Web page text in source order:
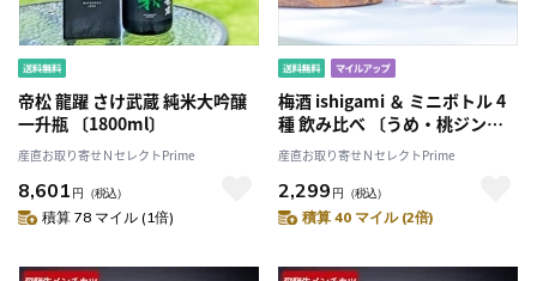
帝松 龍躍 さけ武蔵 純米大吟醸
一升瓶 〔1800ml〕
産直お取り寄せＮセレクトPrime
8,601 円 （税込）
積算 78 マイル (1倍)
梅酒 ishigami ＆ ミニボトル 4
種 飲み比べ 〔うめ・桃ジンジ
ャー・和歌山サングリア・ゆず
各90ml〕
産直お取り寄せＮセレクトPrime
2,299 円 （税込）
積算 40 マイル (2倍)